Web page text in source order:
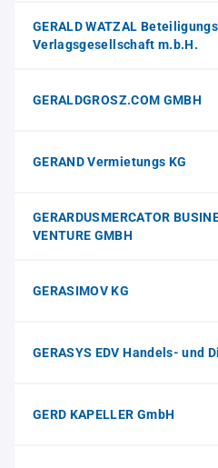
GERALD WATZAL
Verlagsgesellschaft m.b.H.
GERALDGROSZ.COM GMBH
GERAND Vermietungs KG
GERARDUSMERCATOR
VENTURE GMBH
GERASIMOV KG
GERASYS EDV Handels- und
GERD KAPELLER GmbH